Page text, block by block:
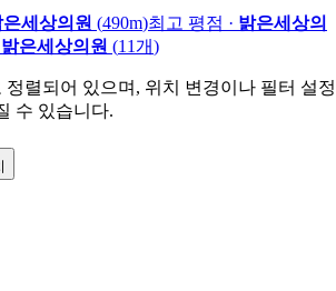
은세상의원 (490m)최고 평점 · 밝은세상의
밝은세상의원 (11개)
렬되어 있으며, 위치 변경이나 필터 설정
수 있습니다.